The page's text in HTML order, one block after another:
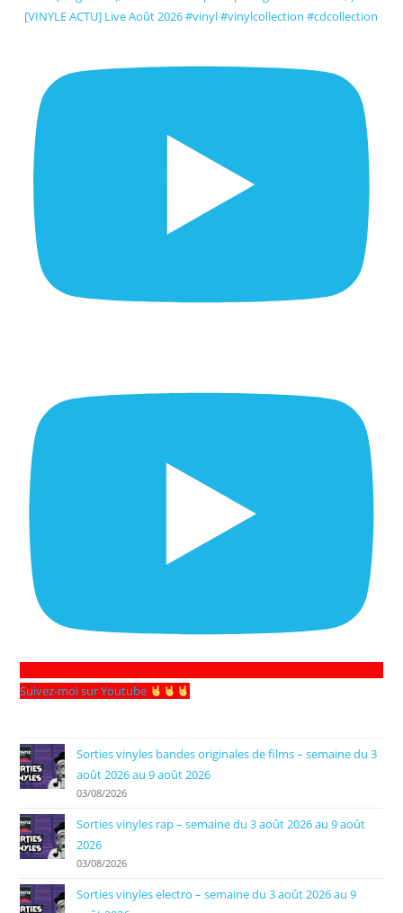
[VINYLE ACTU] Live Août 2026 #vinyl #vinylcollection #cdcollection
Suivez-moi sur Youtube
Sorties vinyles bandes originales de films – semaine du 3
août 2026 au 9 août 2026
03/08/2026
Sorties vinyles rap – semaine du 3 août 2026 au 9 août
2026
03/08/2026
Sorties vinyles electro – semaine du 3 août 2026 au 9